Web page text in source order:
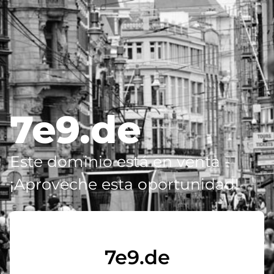
7e9.de
Este dominio está en venta -
¡Aproveche esta oportunidad!
7e9.de